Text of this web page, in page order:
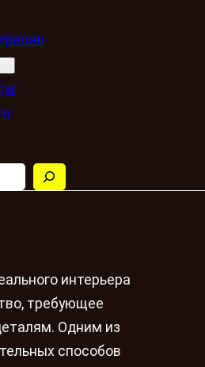
интерьера
требующее
Одним из
способов